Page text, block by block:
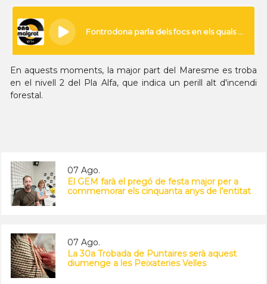
En aquests moments, la major part del Maresme es troba
en el nivell 2 del Pla Alfa, que indica un perill alt d'incendi
forestal.
07 Ago.
El GEM farà el pregó de festa major per a
commemorar els cinquanta anys de l’entitat
07 Ago.
La 30a Trobada de Puntaires serà aquest
diumenge a les Peixateries Velles